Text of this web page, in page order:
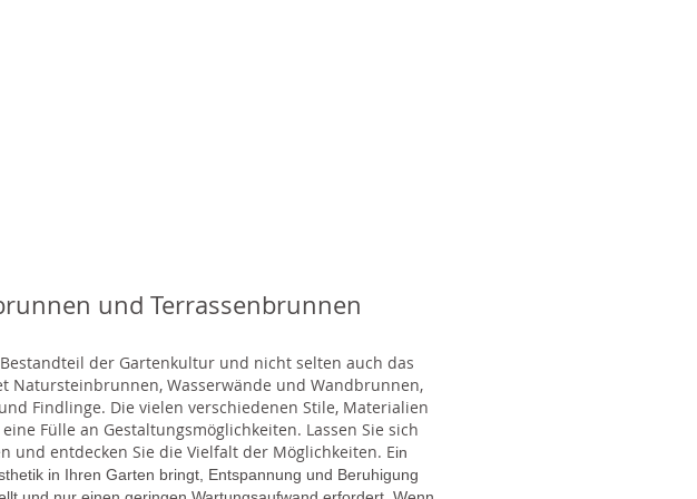
und Terrassenbrunnen
der Gartenkultur und nicht selten auch das
Natursteinbrunnen, Wasserwände und Wandbrunnen,
Findlinge. Die vielen verschiedenen Stile, Materialien
Fülle an Gestaltungsmöglichkeiten. Lassen Sie sich
entdecken Sie die Vielfalt der Möglichkeiten. Ein
in Ihren Garten bringt, Entspannung und Beruhigung